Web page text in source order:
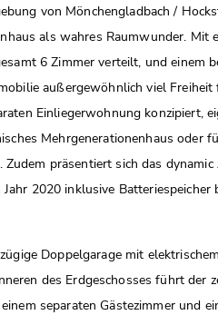
von Mönchengladbach /
als wahres Raumwunder. Mit
6 Zimmer verteilt, und einem
außergewöhnlich viel Freiheit
Einliegerwohnung konzipiert,
Mehrgenerationenhaus oder
präsentiert sich das
2020 inklusive Batteriespeicher
Doppelgarage mit
des Erdgeschosses führt der
separaten Gästezimmer und